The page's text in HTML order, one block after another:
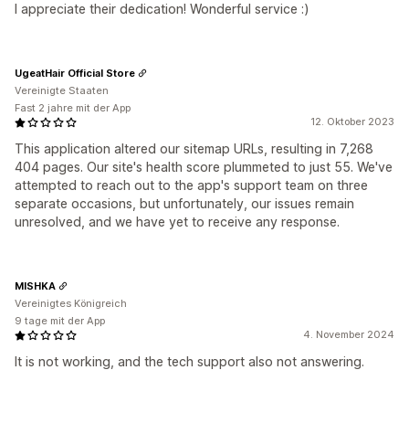
I appreciate their dedication! Wonderful service :)
12. Oktober 2023
This application altered our sitemap URLs, resulting in 7,268
404 pages. Our site's health score plummeted to just 55. We've
attempted to reach out to the app's support team on three
separate occasions, but unfortunately, our issues remain
unresolved, and we have yet to receive any response.
UgeatHair Official Store
Vereinigte Staaten
Fast 2 jahre mit der App
4. November 2024
It is not working, and the tech support also not answering.
MISHKA
Vereinigtes Königreich
9 tage mit der App